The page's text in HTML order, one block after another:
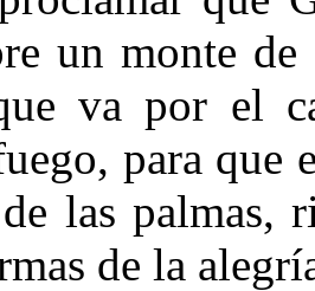
un monte de
va por el
para que
las palmas,
de la